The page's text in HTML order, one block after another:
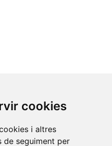
cookies
i altres
de seguiment per
129, 08035 Barcelona